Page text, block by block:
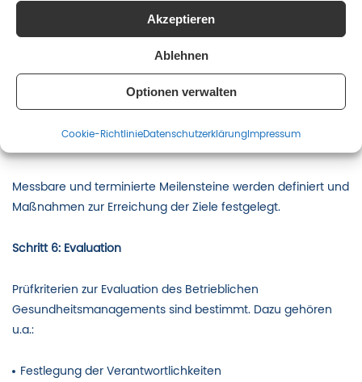
Akzeptieren
Ablehnen
Optionen verwalten
Cookie-RichtlinieDatenschutz­erklärung Impressum
Messbare und terminierte Meilensteine werden definiert und
Maßnahmen zur Erreichung der Ziele festgelegt.
Schritt 6: Evaluation
Prüfkriterien zur Evaluation des Betrieblichen
Gesundheitsmanagements sind bestimmt. Dazu gehören
u.a.:
Festlegung der Verantwortlichkeiten